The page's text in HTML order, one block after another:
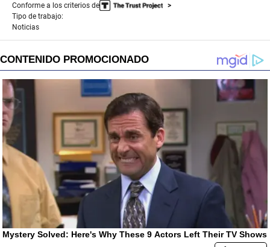
Conforme a los criterios de
Tipo de trabajo:
Noticias